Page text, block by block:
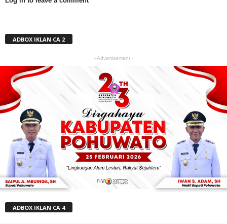
ADBOX IKLAN CA 2
- Advertisement -
ADBOX IKLAN CA 4